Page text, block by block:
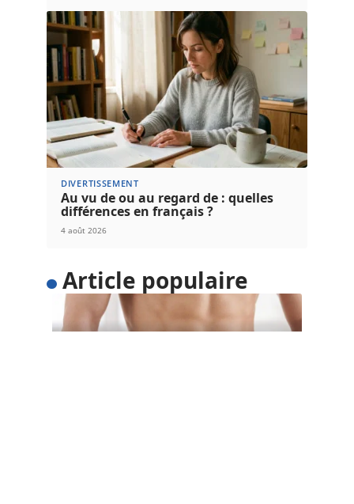
DIVERTISSEMENT
Au vu de ou au regard de : quelles
différences en français ?
4 août 2026
Article populaire